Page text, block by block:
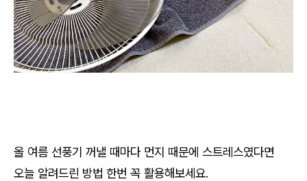
올 여름 선풍기 꺼낼 때마다 먼지 때문에 스트레스였다면
오늘 알려드린 방법 한번 꼭 활용해보세요.